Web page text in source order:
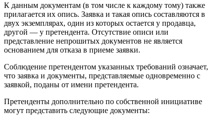
К данным документам (в том числе к каждому тому) также
прилагается их опись. Заявка и такая опись составляются в
двух экземплярах, один из которых остается у продавца,
другой — у претендента. Отсутствие описи или
представление непрошитых документов не является
основанием для отказа в приеме заявки.
Соблюдение претендентом указанных требований означает,
что заявка и документы, представляемые одновременно с
заявкой, поданы от имени претендента.
Претенденты дополнительно по собственной инициативе
могут представить следующие документы: